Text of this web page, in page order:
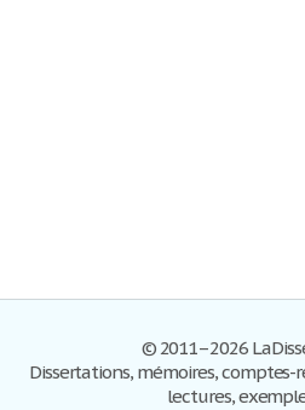
© 2011–2026
Dissertations, mémoires,
lectures,